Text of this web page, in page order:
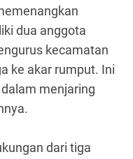
dua anggota
kecamatan
ke akar rumput. Ini
menjaring
dari tiga